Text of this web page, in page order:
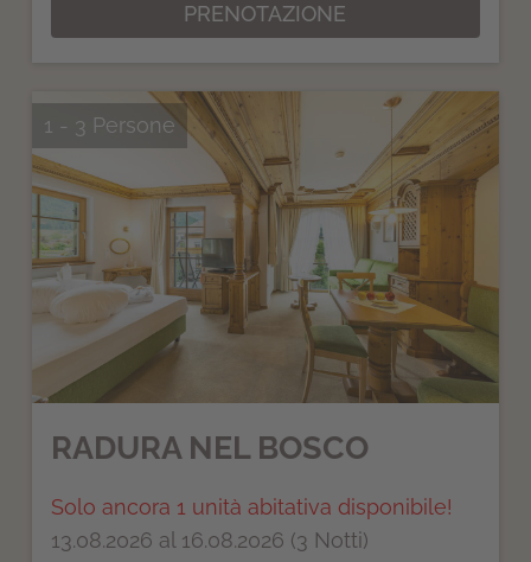
PRENOTAZIONE
1 - 3 Persone
RADURA NEL BOSCO
Solo ancora 1 unità abitativa disponibile!
13.08.2026 al 16.08.2026 (3 Notti)